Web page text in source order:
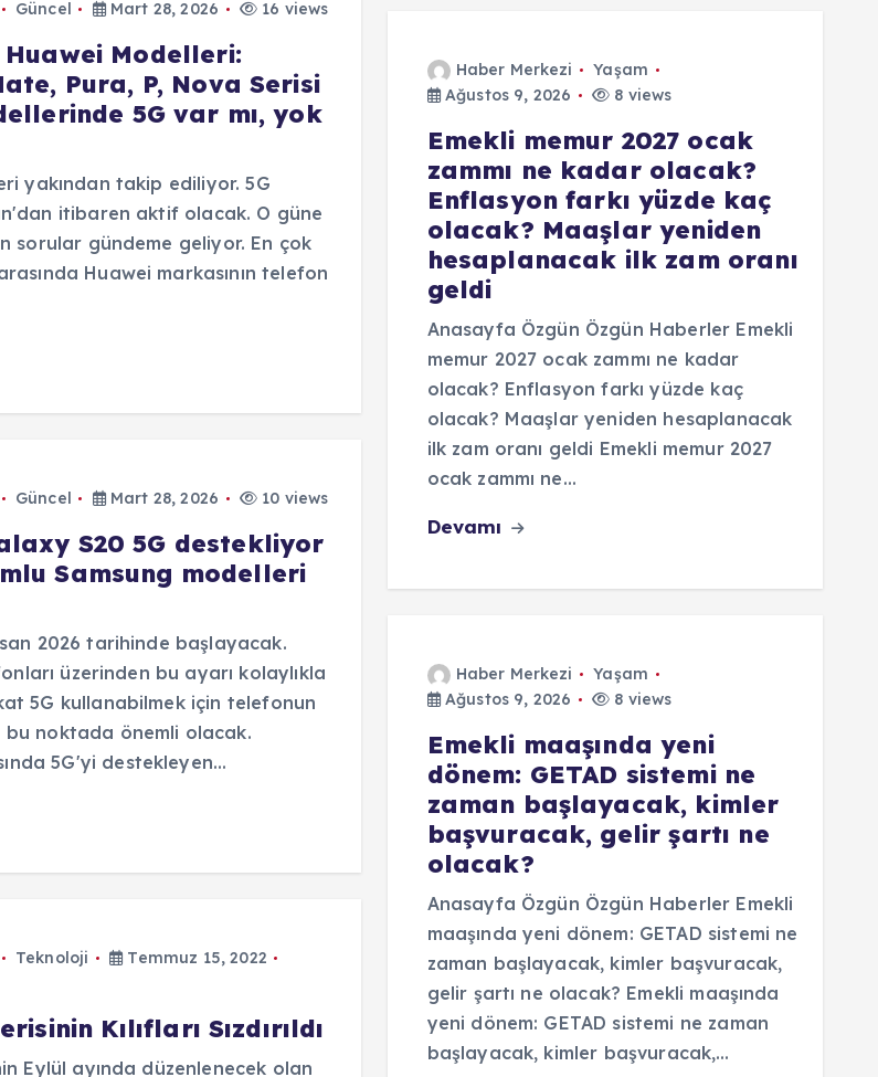
Güncel Mart 28, 2026 16 views
Modelleri:
Pura, P, Nova Serisi
5G var mı, yok
yakından takip ediliyor. 5G
itibaren aktif olacak. O güne
sorular gündeme geliyor. En çok
Huawei markasının telefon
Güncel Mart 28, 2026 10 views
S20 5G destekliyor
Samsung modelleri
2026 tarihinde başlayacak.
üzerinden bu ayarı kolaylıkla
5G kullanabilmek için telefonun
bu noktada önemli olacak.
5G'yi destekleyen…
Teknoloji
Temmuz 15, 2022
Kılıfları Sızdırıldı
Eylül ayında düzenlenecek olan
Haber Merkezi
Yaşam
Ağustos 9, 2026
8 views
Emekli memur 2027 ocak
zammı ne kadar olacak?
Enflasyon farkı yüzde kaç
olacak? Maaşlar yeniden
hesaplanacak ilk zam oranı
geldi
Anasayfa Özgün Özgün Haberler Emekli
memur 2027 ocak zammı ne kadar
olacak? Enflasyon farkı yüzde kaç
olacak? Maaşlar yeniden hesaplanacak
ilk zam oranı geldi Emekli memur 2027
ocak zammı ne…
Devamı
Haber Merkezi
Yaşam
Ağustos 9, 2026
8 views
Emekli maaşında yeni
dönem: GETAD sistemi ne
zaman başlayacak, kimler
başvuracak, gelir şartı ne
olacak?
Anasayfa Özgün Özgün Haberler Emekli
maaşında yeni dönem: GETAD sistemi ne
zaman başlayacak, kimler başvuracak,
gelir şartı ne olacak? Emekli maaşında
yeni dönem: GETAD sistemi ne zaman
başlayacak, kimler başvuracak,…